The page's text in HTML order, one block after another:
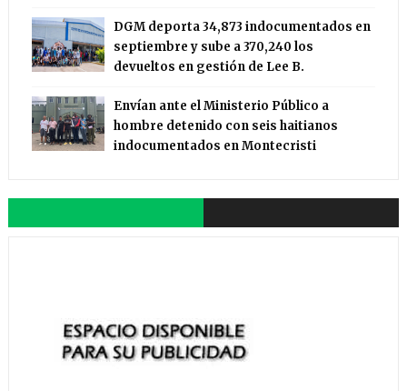
DGM deporta 34,873 indocumentados en
septiembre y sube a 370,240 los
devueltos en gestión de Lee B.
Envían ante el Ministerio Público a
hombre detenido con seis haitianos
indocumentados en Montecristi